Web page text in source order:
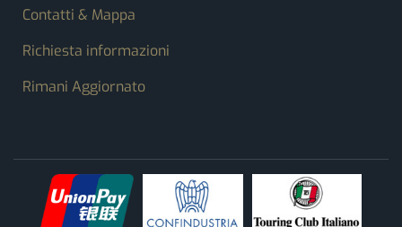
Contatti & Mappa
Richiesta informazioni
Rimani Aggiornato